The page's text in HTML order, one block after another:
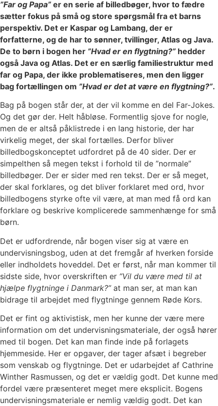
”Far og Papa” er en serie af billedbøger, hvor to fædre
sætter fokus på små og store spørgsmål fra et barns
perspektiv. Det er Kaspar og Lambang, der er
forfatterne, og de har to sønner, tvillinger, Atlas og Java.
De to børn i bogen her ”Hvad er en flygtning?” hedder
også Java og Atlas. Det er en særlig familiestruktur med
far og Papa, der ikke problematiseres, men den ligger
bag fortællingen om ”Hvad er det at være en flygtning?”.
Bag på bogen står der, at der vil komme en del Far-Jokes.
Og det gør der. Helt håbløse. Formentlig sjove for nogle,
men de er altså påklistrede i en lang historie, der har
virkelig meget, der skal fortælles. Derfor bliver
billedbogskonceptet udfordret på de 40 sider. Der er
simpelthen så megen tekst i forhold til de ”normale”
billedbøger. Der er sider med ren tekst. Der er så meget,
der skal forklares, og det bliver forklaret med ord, hvor
billedbogens styrke ofte vil være, at man med få ord kan
forklare og beskrive komplicerede sammenhænge for små
børn.
Det er udfordrende, når bogen viser sig at være en
undervisningsbog, uden at det fremgår af hverken forside
eller indholdets hoveddel. Det er først, når man kommer til
sidste side, hvor overskriften er ”Vil du være med til at
hjælpe flygtninge i Danmark?”at man ser, at man kan
bidrage til arbejdet med flygtninge gennem Røde Kors.
Det er fint og aktivistisk, men her kunne der være mere
information om det undervisningsmateriale, der også hører
med til bogen. Det kan man finde inde på forlagets
hjemmeside. Her er opgaver, der tager afsæt i begreber
som venskab og flygtninge. Det er udarbejdet af Cathrine
Winther Rasmussen, og det er vældig godt. Det kunne med
fordel være præsenteret meget mere eksplicit. Bogens
undervisningsmateriale er nemlig vældig godt. Det kan